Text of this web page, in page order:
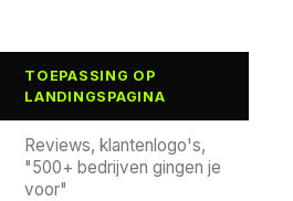
TOEPASSING OP
LANDINGSPAGINA
Reviews, klantenlogo's,
"500+ bedrijven gingen je
voor"